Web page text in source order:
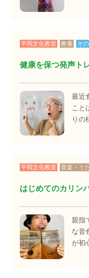
平岡文化教室 教養 そ
健康を保つ発声ト
最近
こと
りの
平岡文化教室 音楽・う
はじめてのカリン
親指
な音
が初